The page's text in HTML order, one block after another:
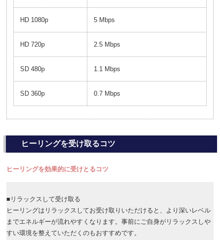
HD 1080p 5 Mbps
HD 720p 2.5 Mbps
SD 480p 1.1 Mbps
SD 360p 0.7 Mbps
ヒーリングを受け取るコツ
ヒーリングを効果的に受けとるコツ
■リラックスして受け取る
ヒーリングはリラックスしてお受け取りいただけると、より深いレベル
までエネルギーが流れやすくなります。事前にご自身がリラックスしや
すい環境を整えていただくのもおすすめです。